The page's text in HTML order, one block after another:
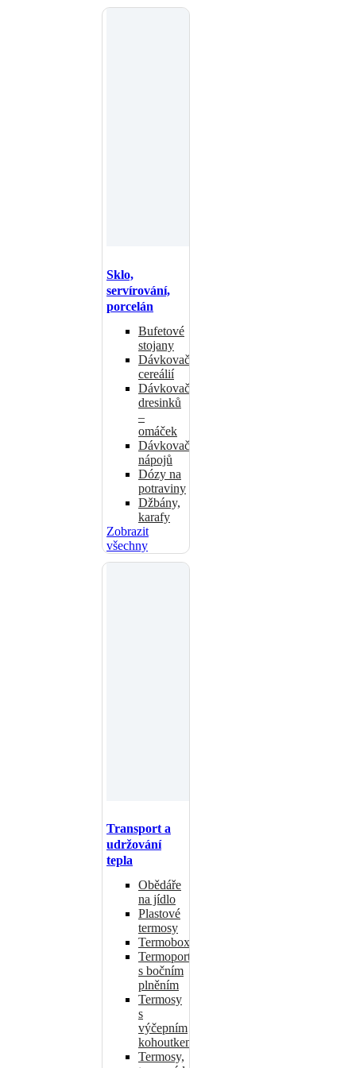
Sklo,
servírování,
porcelán
Bufetové
stojany
Dávkovače
cereálií
Dávkovače
dresinků
–
omáček
Dávkovače
nápojů
Dózy na
potraviny
Džbány,
karafy
Zobrazit
všechny
Transport a
udržování
tepla
Obědáře
na jídlo
Plastové
termosy
Termoboxy
Termoporty
s bočním
plněním
Termosy
s
výčepním
kohoutkem
Termosy,